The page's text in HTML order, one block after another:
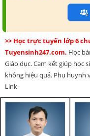
>> Học trực tuyến lớp 6
Tuyensinh247.com. Học
Giáo dục. Cam kết giúp học
không hiệu quả. Phụ huynh
Link